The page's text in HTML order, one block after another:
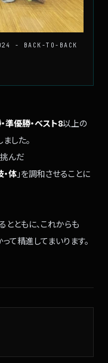
- BACK-TO-BACK
準優勝・ベスト8以上の
した。
んだ
・体」を調和させることに
ともに、 これからも
て精進してまいります。